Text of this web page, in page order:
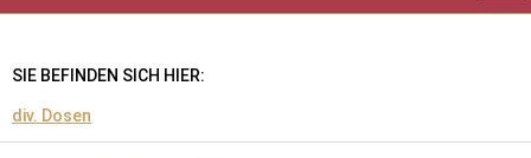
SIE BEFINDEN SICH HIER:
div. Dosen